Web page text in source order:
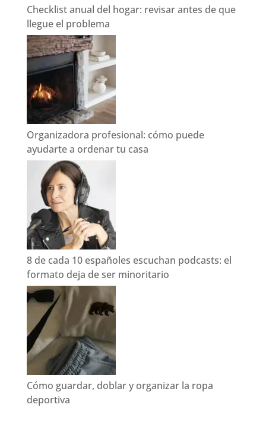
Checklist anual del hogar: revisar antes de que
llegue el problema
Organizadora profesional: cómo puede
ayudarte a ordenar tu casa
8 de cada 10 españoles escuchan podcasts: el
formato deja de ser minoritario
Cómo guardar, doblar y organizar la ropa
deportiva